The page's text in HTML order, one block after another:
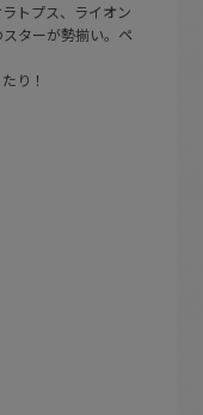
トプス、ライオン
ターが勢揃い。ペ
り！